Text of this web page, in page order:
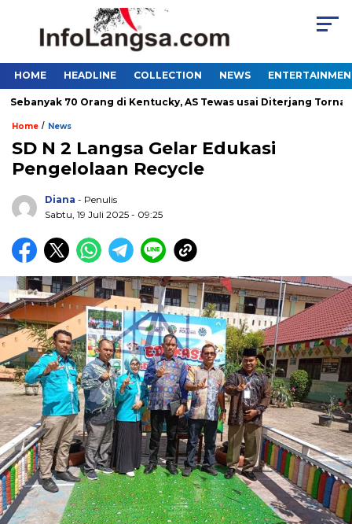
HOME HEADLINE COLLECTION NEWS
70 Orang di Kentucky, AS Tewas usai Diterjang Tornado
Home / News
SD N 2 Langsa Gelar Edukasi
Pengelolaan Recycle
Diana - Penulis
Sabtu, 19 Juli 2025 - 09:25